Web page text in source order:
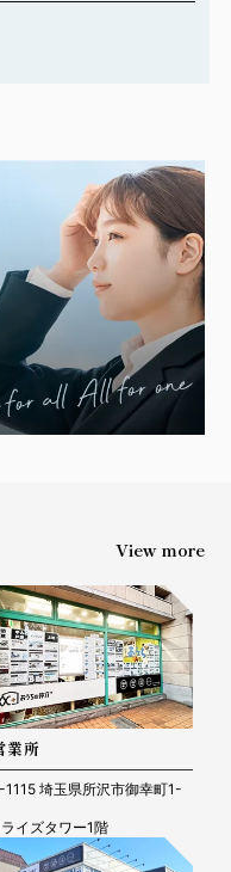
View more
業所
埼玉県所沢市御幸町1-
イズタワー1階